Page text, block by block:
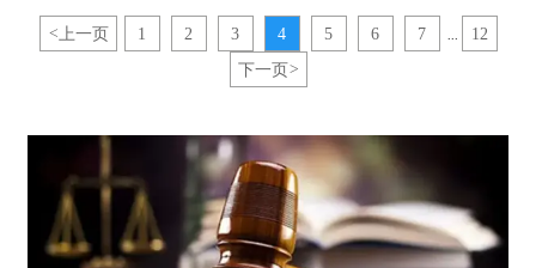
质核定有关问题的通知
—2020年）》
<上一页 1 2 3 4 5 6 7 ...
12
下一页 >